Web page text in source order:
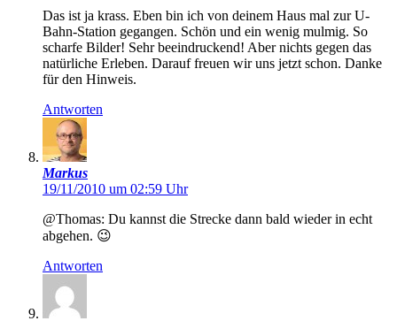
Das ist ja krass. Eben bin ich von deinem Haus mal zur U-
Bahn-Station gegangen. Schön und ein wenig mulmig. So
scharfe Bilder! Sehr beeindruckend! Aber nichts gegen das
natürliche Erleben. Darauf freuen wir uns jetzt schon. Danke
für den Hinweis.
Antworten
Markus
19/11/2010 um 02:59 Uhr
@Thomas: Du kannst die Strecke dann bald wieder in echt
abgehen. 😉
Antworten